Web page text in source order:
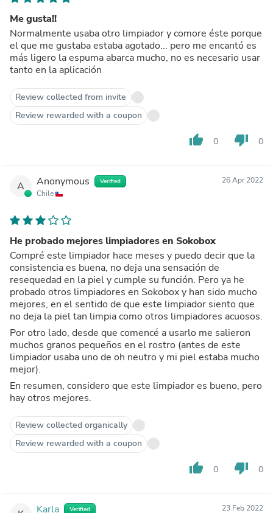
Me gusta!!
Normalmente usaba otro limpiador y comore éste porque
el que me gustaba estaba agotado... pero me encantó es
más ligero la espuma abarca mucho, no es necesario usar
tanto en la aplicación
Review collected from invite
Review rewarded with a coupon
thumb_up 0 thumb_down 0
A Anonymous Verified
Chile
26 Apr 2022
He probado mejores limpiadores en Sokobox
Compré este limpiador hace meses y puedo decir que la
consistencia es buena, no deja una sensación de
resequedad en la piel y cumple su función. Pero ya he
probado otros limpiadores en Sokobox y han sido mucho
mejores, en el sentido de que este limpiador siento que
no deja la piel tan limpia como otros limpiadores acuosos.
Por otro lado, desde que comencé a usarlo me salieron
muchos granos pequeños en el rostro (antes de este
limpiador usaba uno de oh neutro y mi piel estaba mucho
mejor).
En resumen, considero que este limpiador es bueno, pero
hay otros mejores.
Review collected organically
Review rewarded with a coupon
thumb_up 0 thumb_down 0
Karla Verified 23 Feb 2022